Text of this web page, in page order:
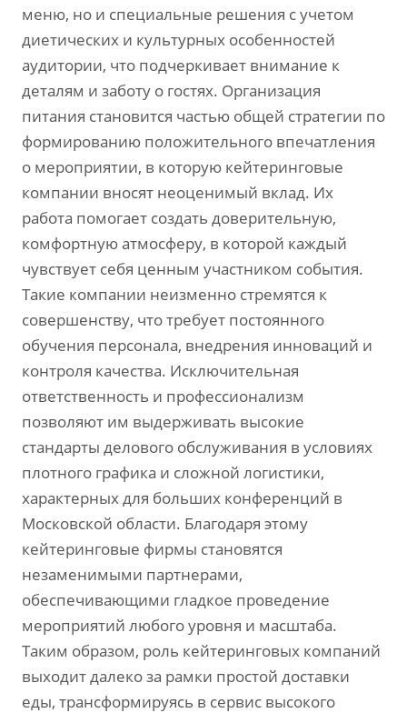
меню, но и специальные решения с учетом
диетических и культурных особенностей
аудитории, что подчеркивает внимание к
деталям и заботу о гостях. Организация
питания становится частью общей стратегии по
формированию положительного впечатления
о мероприятии, в которую кейтеринговые
компании вносят неоценимый вклад. Их
работа помогает создать доверительную,
комфортную атмосферу, в которой каждый
чувствует себя ценным участником события.
Такие компании неизменно стремятся к
совершенству, что требует постоянного
обучения персонала, внедрения инноваций и
контроля качества. Исключительная
ответственность и профессионализм
позволяют им выдерживать высокие
стандарты делового обслуживания в условиях
плотного графика и сложной логистики,
характерных для больших конференций в
Московской области. Благодаря этому
кейтеринговые фирмы становятся
незаменимыми партнерами,
обеспечивающими гладкое проведение
мероприятий любого уровня и масштаба.
Таким образом, роль кейтеринговых компаний
выходит далеко за рамки простой доставки
еды, трансформируясь в сервис высокого